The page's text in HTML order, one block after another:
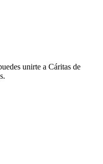
unirte a Cáritas de